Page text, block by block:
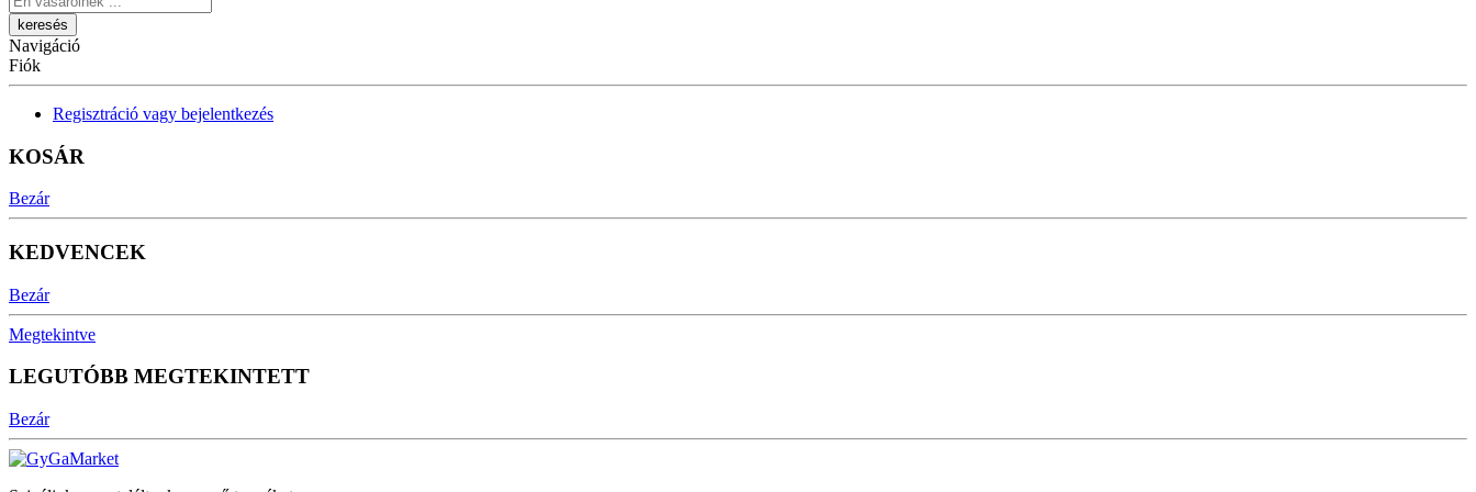
Navigáció
Fiók
Regisztráció vagy bejelentkezés
KOSÁR
Bezár
KEDVENCEK
Bezár
Megtekintve
LEGUTÓBB MEGTEKINTETT
Bezár